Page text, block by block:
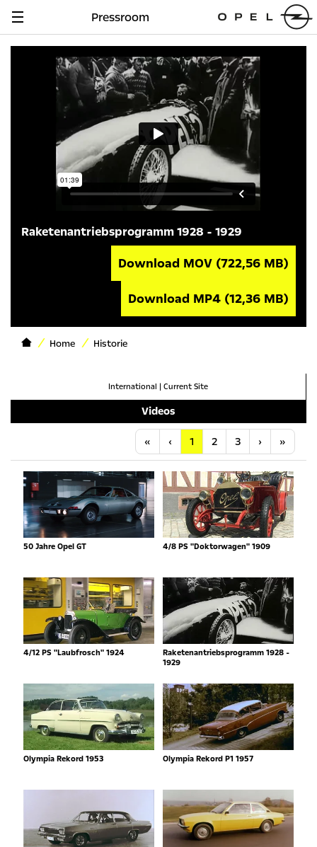
Navigation
Pressroom
Raketenantriebsprogramm 1928 - 1929
Download MOV (722,56 MB)
Download MP4 (12,36 MB)
Home Historie
International | Current Site
Videos
« Anfang
‹ Vorherige
1 2 3 ›Nächste
»
50 Jahre Opel GT 4/8 PS "Doktorwagen" 1909
4/12 PS "Laubfrosch" 1924
Raketenantriebsprogramm 1928 -
1929
Olympia Rekord 1953 Olympia Rekord P1 1957